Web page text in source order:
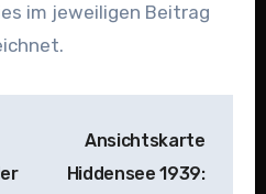
im jeweiligen Beitrag
Ansichtskarte
Hiddensee 1939: